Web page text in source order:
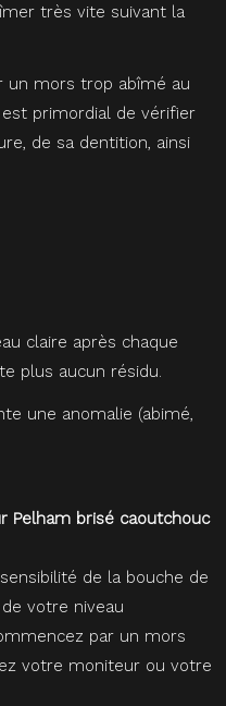
très vite suivant la
un mors trop abîmé au
primordial de vérifier
de sa dentition, ainsi
claire après chaque
plus aucun résidu.
une anomalie (abimé,
Pelham brisé caoutchouc
de la bouche de
votre niveau
par un mors
votre moniteur ou votre